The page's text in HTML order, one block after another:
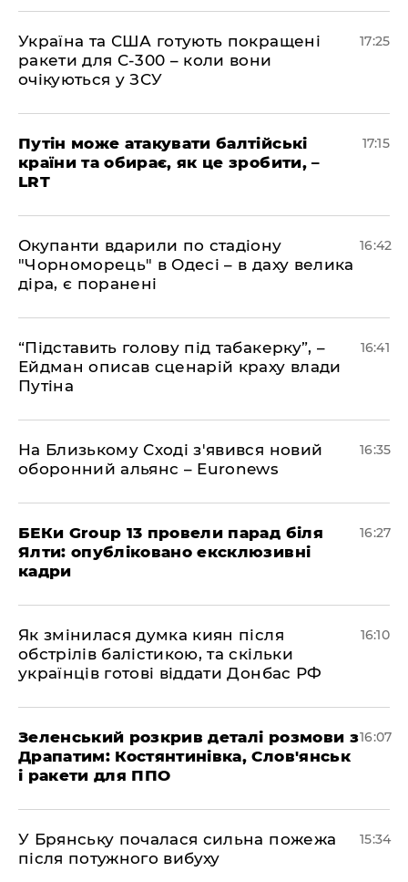
​Україна та США готують покращені
ракети для С-300 – коли вони
очікуються у ЗСУ
17:25
​Путін може атакувати балтійські
країни та обирає, як це зробити, –
LRT
17:15
​Окупанти вдарили по стадіону
"Чорноморець" в Одесі – в даху велика
діра, є поранені
16:42
​“Підставить голову під табакерку”, –
Ейдман описав сценарій краху влади
Путіна
16:41
На Близькому Сході з'явився новий
оборонний альянс – Euronews
16:35
БЕКи Group 13 провели парад біля
Ялти: опубліковано ексклюзивні
кадри
16:27
Як змінилася думка киян після
обстрілів балістикою, та скільки
українців готові віддати Донбас РФ
16:10
Зеленський розкрив деталі розмови з
Драпатим: Костянтинівка, Слов'янськ
і ракети для ППО
16:07
У Брянську почалася сильна пожежа
після потужного вибуху
15:34